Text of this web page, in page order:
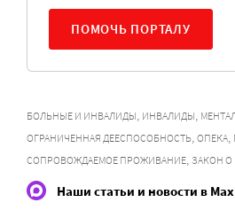
ПОМОЧЬ ПОРТАЛУ
БОЛЬНЫЕ И ИНВАЛИДЫ, ИНВАЛИДЫ,
ОГРАНИЧЕННАЯ ДЕЕСПОСОБНОСТЬ, ОПЕКА,
СОПРОВОЖДАЕМОЕ ПРОЖИВАНИЕ, ЗАКОН О
Наши статьи и новости в